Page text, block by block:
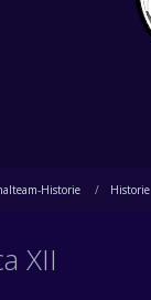
Historie Historie
XII